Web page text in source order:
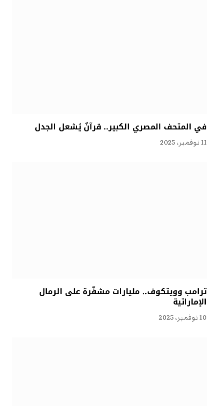
في المتحف المصري الكبير.. قرآنٌ يُشعل الجدل
11 نوفمبر، 2025
ترامب وويتكوف.. مليارات مشفّرة على الرمال
الإماراتية
10 نوفمبر، 2025